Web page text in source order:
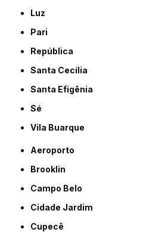
Luz
Pari
República
Santa Cecília
Santa Efigênia
Sé
Vila Buarque
Aeroporto
Brooklin
Campo Belo
Cidade Jardim
Cupecê